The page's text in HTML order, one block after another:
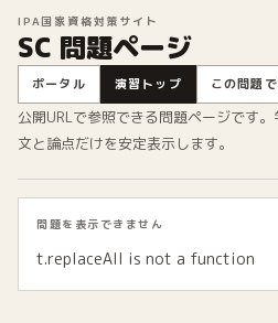
IPA国家資格対策サイト
SC 問題ページ
ポータル 演習トップ この問題
公開URLで参照できる問題ページです
文と論点だけを安定表示します。
問題を表示できません
t.replaceAll is not a function